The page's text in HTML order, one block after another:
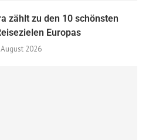
zählt zu den 10 schönsten
Europas
August 2026